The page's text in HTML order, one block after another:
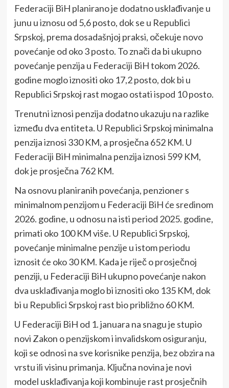
Federaciji BiH planirano je dodatno usklađivanje u
junu u iznosu od 5,6 posto, dok se u Republici
Srpskoj, prema dosadašnjoj praksi, očekuje novo
povećanje od oko 3 posto. To znači da bi ukupno
povećanje penzija u Federaciji BiH tokom 2026.
godine moglo iznositi oko 17,2 posto, dok bi u
Republici Srpskoj rast mogao ostati ispod 10 posto.
Trenutni iznosi penzija dodatno ukazuju na razlike
između dva entiteta. U Republici Srpskoj minimalna
penzija iznosi 330 KM, a prosječna 652 KM. U
Federaciji BiH minimalna penzija iznosi 599 KM,
dok je prosječna 762 KM.
Na osnovu planiranih povećanja, penzioner s
minimalnom penzijom u Federaciji BiH će sredinom
2026. godine, u odnosu na isti period 2025. godine,
primati oko 100 KM više. U Republici Srpskoj,
povećanje minimalne penzije u istom periodu
iznosit će oko 30 KM. Kada je riječ o prosječnoj
penziji, u Federaciji BiH ukupno povećanje nakon
dva usklađivanja moglo bi iznositi oko 135 KM, dok
bi u Republici Srpskoj rast bio približno 60 KM.
U Federaciji BiH od 1. januara na snagu je stupio
novi Zakon o penzijskom i invalidskom osiguranju,
koji se odnosi na sve korisnike penzija, bez obzira na
vrstu ili visinu primanja. Ključna novina je novi
model usklađivanja koji kombinuje rast prosječnih